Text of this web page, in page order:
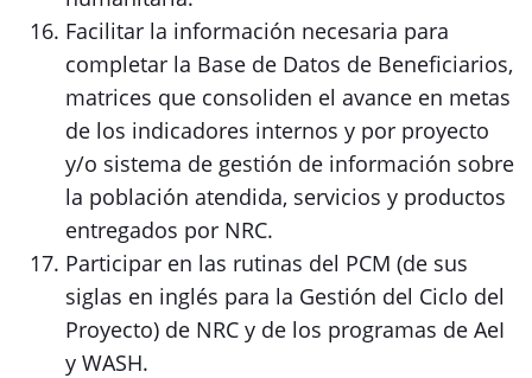
Facilitar la información necesaria para
completar la Base de Datos de Beneficiarios,
matrices que consoliden el avance en metas
de los indicadores internos y por proyecto
y/o sistema de gestión de información sobre
la población atendida, servicios y productos
entregados por NRC.
Participar en las rutinas del PCM (de sus
siglas en inglés para la Gestión del Ciclo del
Proyecto) de NRC y de los programas de AeI
y WASH.